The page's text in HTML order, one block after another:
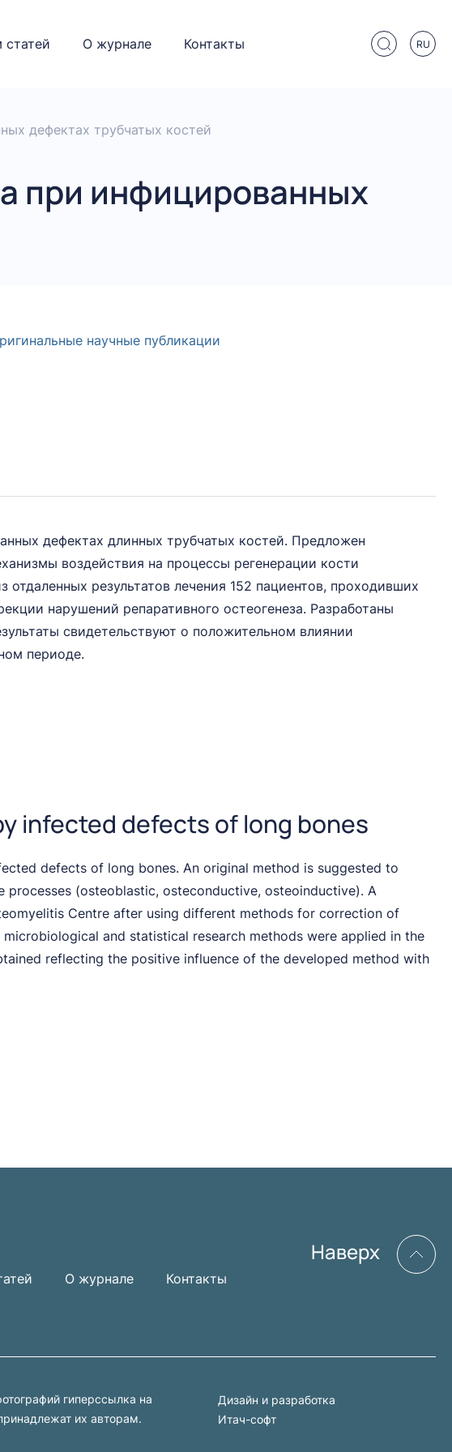
О журнале Контакты RU
дефектах трубчатых костей
при инфицированных
научные публикации
дефектах длинных трубчатых костей. Предложен
воздействия на процессы регенерации кости
результатов лечения 152 пациентов, проходивших
нарушений репаративного остеогенеза. Разработаны
свидетельствуют о положительном влиянии
периоде.
infected defects of long bones
defects of long bones. An original method is suggested to
(osteoblastic, osteconductive, osteoinductive). A
Centre after using different methods for correction of
and statistical research methods were applied in the
reflecting the positive influence of the developed method with
О журнале Контакты
Наверх
гиперссылка на
их авторам.
Дизайн и разработка
Итач-софт